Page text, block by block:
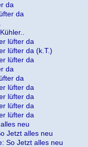
da
da
lüfter da
lüfter da (k.T.)
lüfter da
da
da
lüfter da
lüfter da
lüfter da
lüfter da
neu
Jetzt alles neu
So Jetzt alles neu